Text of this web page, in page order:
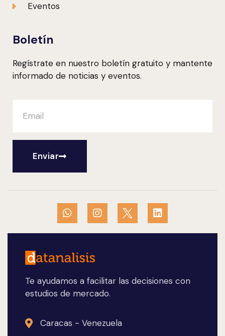
Te ayudamos a facilitar las decisiones con
estudios de mercado.
Caracas - Venezuela
Eventos
Boletín
Regístrate en nuestro boletín gratuito y mantente
informado de noticias y eventos.
Enviar